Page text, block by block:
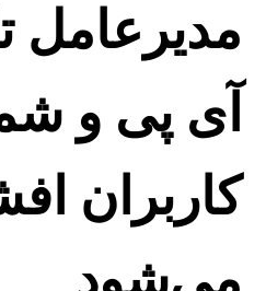
مدیرعامل
آی پی و
کاربران